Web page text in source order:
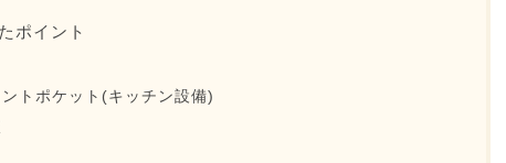
ポイント
トポケット(キッチン設備)